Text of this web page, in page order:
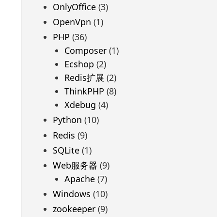
OnlyOffice(3)
OpenVpn (1)
PHP (36)
Composer(1)
Ecshop (2)
Redis扩展 (2)
ThinkPHP (8)
Xdebug (4)
Python (10)
Redis (9)
SQLite(1)
Web服务器 (9)
Apache(7)
Windows (10)
zookeeper(9)